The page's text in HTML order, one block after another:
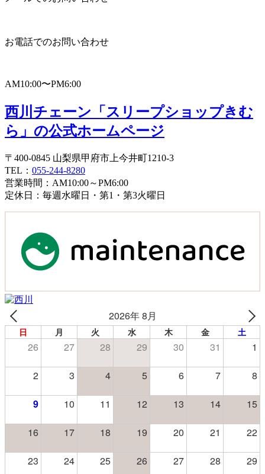
お電話でのお問い合わせ
AM10:00〜PM6:00
西川チェーン「スリープショップきむ
ら」の公式ホームページ
〒400-0845 山梨県甲府市上今井町1210-3
TEL： 055-244-8280
営業時間：AM10:00～PM6:00
定休日：毎週水曜日・第1・第3火曜日
2026年 8月
日 月 火 水 木 金 土
26 27 28 29 30 31 1
2 3 4 5 6 7 8
9 10 11 12 13 14 15
16 17 18 19 20 21 22
23 24 25 26 27 28 29